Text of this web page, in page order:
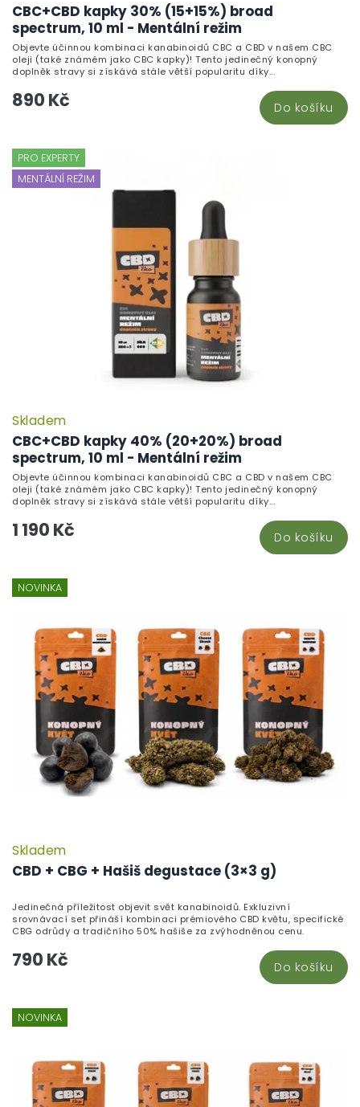
CBC+CBD kapky 30% (15+15%) broad
spectrum, 10 ml - Mentální režim
890 Kč Do košíku
Objevte účinnou kombinaci kanabinoidů CBC a CBD v našem CBC
oleji (také známém jako CBC kapky)! Tento jedinečný konopný
doplněk stravy si získává stále větší popularitu díky...
PRO EXPERTY
MENTÁLNÍ REŽIM
CBC+CBD kapky 40% (20+20%) broad
spectrum, 10 ml - Mentální režim
Skladem
1 190 Kč Do košíku
Objevte účinnou kombinaci kanabinoidů CBC a CBD v našem CBC
oleji (také známém jako CBC kapky)! Tento jedinečný konopný
doplněk stravy si získává stále větší popularitu díky...
NOVINKA
CBD + CBG + Hašiš degustace (3×3 g)
Skladem
790 Kč Do košíku
Jedinečná příležitost objevit svět kanabinoidů. Exkluzivní
srovnávací set přináší kombinaci prémiového CBD květu, specifické
CBG odrůdy a tradičního 50% hašiše za zvýhodněnou cenu.
NOVINKA